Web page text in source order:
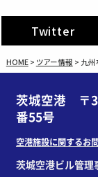
Twitter
HOME> ツアー情報 > 九州
茨城空港 〒
番55号
空港施設に関するお
茨城空港ビル管理